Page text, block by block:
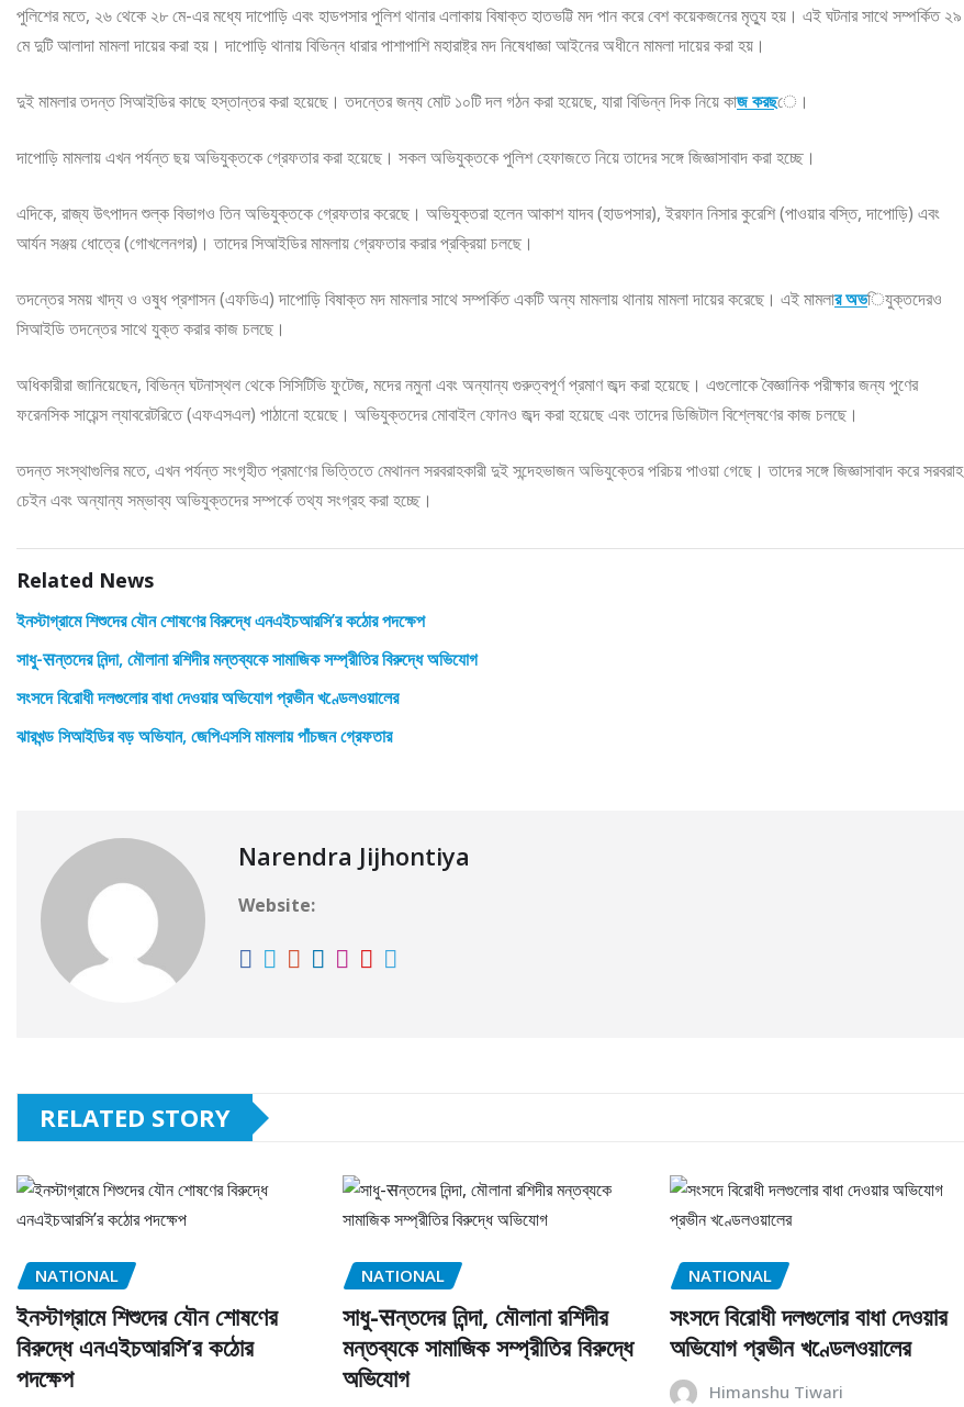
পুলিশের মতে, ২৬ থেকে ২৮ মে-এর মধ্যে দাপোড়ি এবং হাডপসার পুলিশ থানার এলাকায় বিষাক্ত হাতভট্টি মদ পান করে বেশ কয়েকজনের মৃত্যু হয়। এই ঘটনার সাথে সম্পর্কিত ২৯
মে দুটি আলাদা মামলা দায়ের করা হয়। দাপোড়ি থানায় বিভিন্ন ধারার পাশাপাশি মহারাষ্ট্র মদ নিষেধাজ্ঞা আইনের অধীনে মামলা দায়ের করা হয়।
দুই মামলার তদন্ত সিআইডির কাছে হস্তান্তর করা হয়েছে। তদন্তের জন্য মোট ১০টি দল গঠন করা হয়েছে, যারা বিভিন্ন দিক নিয়ে কাজ করছে।
দাপোড়ি মামলায় এখন পর্যন্ত ছয় অভিযুক্তকে গ্রেফতার করা হয়েছে। সকল অভিযুক্তকে পুলিশ হেফাজতে নিয়ে তাদের সঙ্গে জিজ্ঞাসাবাদ করা হচ্ছে।
এদিকে, রাজ্য উৎপাদন শুল্ক বিভাগও তিন অভিযুক্তকে গ্রেফতার করেছে। অভিযুক্তরা হলেন আকাশ যাদব (হাডপসার), ইরফান নিসার কুরেশি (পাওয়ার বস্তি, দাপোড়ি) এবং
আর্যন সঞ্জয় ধোত্রে (গোখলেনগর)। তাদের সিআইডির মামলায় গ্রেফতার করার প্রক্রিয়া চলছে।
তদন্তের সময় খাদ্য ও ওষুধ প্রশাসন (এফডিএ) দাপোড়ি বিষাক্ত মদ মামলার সাথে সম্পর্কিত একটি অন্য মামলায় থানায় মামলা দায়ের করেছে। এই মামলার অভিযুক্তদেরও
সিআইডি তদন্তের সাথে যুক্ত করার কাজ চলছে।
অধিকারীরা জানিয়েছেন, বিভিন্ন ঘটনাস্থল থেকে সিসিটিভি ফুটেজ, মদের নমুনা এবং অন্যান্য গুরুত্বপূর্ণ প্রমাণ জব্দ করা হয়েছে। এগুলোকে বৈজ্ঞানিক পরীক্ষার জন্য পুণের
ফরেনসিক সায়েন্স ল্যাবরেটরিতে (এফএসএল) পাঠানো হয়েছে। অভিযুক্তদের মোবাইল ফোনও জব্দ করা হয়েছে এবং তাদের ডিজিটাল বিশ্লেষণের কাজ চলছে।
তদন্ত সংস্থাগুলির মতে, এখন পর্যন্ত সংগৃহীত প্রমাণের ভিত্তিতে মেথানল সরবরাহকারী দুই সন্দেহভাজন অভিযুক্তের পরিচয় পাওয়া গেছে। তাদের সঙ্গে জিজ্ঞাসাবাদ করে সরবরাহ
চেইন এবং অন্যান্য সম্ভাব্য অভিযুক্তদের সম্পর্কে তথ্য সংগ্রহ করা হচ্ছে।
Related News
ইনস্টাগ্রামে শিশুদের যৌন শোষণের বিরুদ্ধে এনএইচআরসি’র কঠোর পদক্ষেপ
সাধু-सন্তদের নিন্দা, মৌলানা রশিদীর মন্তব্যকে সামাজিক সম্প্রীতির বিরুদ্ধে অভিযোগ
সংসদে বিরোধী দলগুলোর বাধা দেওয়ার অভিযোগ প্রভীন খণ্ডেলওয়ালের
ঝারখন্ড সিআইডির বড় অভিযান, জেপিএসসি মামলায় পাঁচজন গ্রেফতার
Narendra Jijhontiya
Website:
RELATED STORY
NATIONAL
ইনস্টাগ্রামে শিশুদের যৌন শোষণের
বিরুদ্ধে এনএইচআরসি’র কঠোর
পদক্ষেপ
NATIONAL
সাধু-सন্তদের নিন্দা, মৌলানা রশিদীর
মন্তব্যকে সামাজিক সম্প্রীতির বিরুদ্ধে
অভিযোগ
NATIONAL
সংসদে বিরোধী দলগুলোর বাধা দেওয়ার
অভিযোগ প্রভীন খণ্ডেলওয়ালের
Himanshu Tiwari